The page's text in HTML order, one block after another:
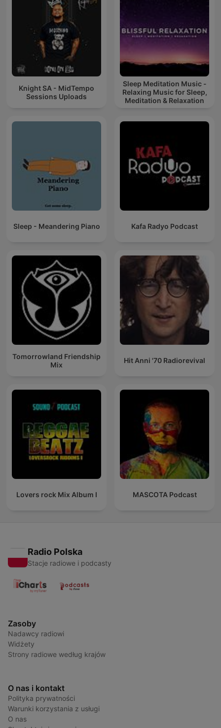
Knight SA - MidTempo
Sessions Uploads
Sleep Meditation Music -
Relaxing Music for Sleep,
Meditation & Relaxation
Sleep - Meandering Piano Kafa Radyo Podcast
Tomorrowland Friendship
Mix
Hit Anni '70 Radiorevival
Lovers rock Mix Album I MASCOTA Podcast
Radio Polska
Stacje radiowe i podcasty
Zasoby
Nadawcy radiowi
Widżety
Strony radiowe według krajów
O nas i kontakt
Polityka prywatności
Warunki korzystania z usługi
O nas